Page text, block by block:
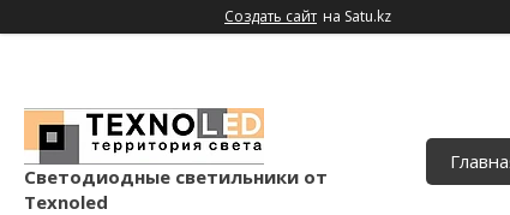
Создать сайт на Satu.kz
Светодиодные светильники от
Texnoled